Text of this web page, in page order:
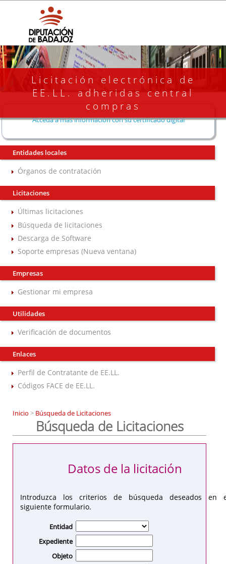
Licitación electrónica de
EE.LL. adheridas central
compras
Acceda a más información con su certificado digital
Entidades locales
Órganos de contratación
Licitaciones
Últimas licitaciones
Búsqueda de licitaciones
Descarga de Software
Soporte empresas (Nueva ventana)
Empresas
Gestionar mi empresa
Utilidades
Verificación de documentos
Enlaces
Perfil de Contratante de EE.LL.
Códigos FACE de EE.LL.
Inicio > Búsqueda de Licitaciones
Búsqueda de Licitaciones
Introduzca los criterios de búsqueda deseados en
siguiente formulario.
Datos de la licitación
Entidad
Expediente
Objeto